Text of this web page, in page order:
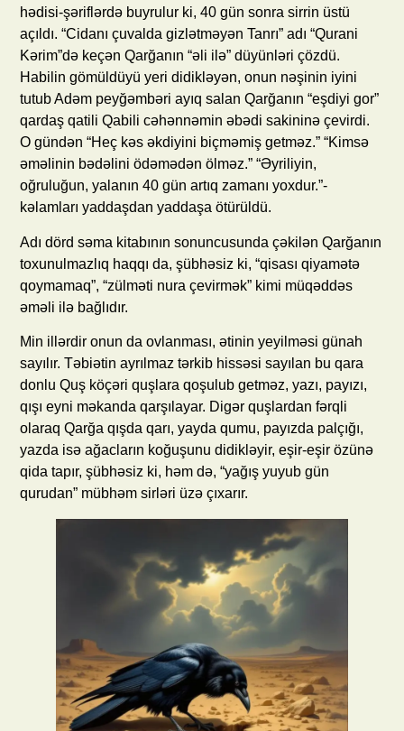
hədisi-şəriflərdə buyrulur ki, 40 gün sonra sirrin üstü
açıldı. “Cidanı çuvalda gizlətməyən Tanrı” adı “Qurani
Kərim”də keçən Qarğanın “əli ilə” düyünləri çözdü.
Habilin gömüldüyü yeri didikləyən, onun nəşinin iyini
tutub Adəm peyğəmbəri ayıq salan Qarğanın “eşdiyi gor”
qardaş qatili Qabili cəhənnəmin əbədi sakininə çevirdi.
O gündən “Heç kəs əkdiyini biçməmiş getməz.” “Kimsə
əməlinin bədəlini ödəmədən ölməz.” “Əyriliyin,
oğruluğun, yalanın 40 gün artıq zamanı yoxdur.”-
kəlamları yaddaşdan yaddaşa ötürüldü.
Adı dörd səma kitabının sonuncusunda çəkilən Qarğanın
toxunulmazlıq haqqı da, şübhəsiz ki, “qisası qiyamətə
qoymamaq”, “zülməti nura çevirmək” kimi müqəddəs
əməli ilə bağlıdır.
Min illərdir onun da ovlanması, ətinin yeyilməsi günah
sayılır. Təbiətin ayrılmaz tərkib hissəsi sayılan bu qara
donlu Quş köçəri quşlara qoşulub getməz, yazı, payızı,
qışı eyni məkanda qarşılayar. Digər quşlardan fərqli
olaraq Qarğa qışda qarı, yayda qumu, payızda palçığı,
yazda isə ağacların koğuşunu didikləyir, eşir-eşir özünə
qida tapır, şübhəsiz ki, həm də, “yağış yuyub gün
qurudan” mübhəm sirləri üzə çıxarır.